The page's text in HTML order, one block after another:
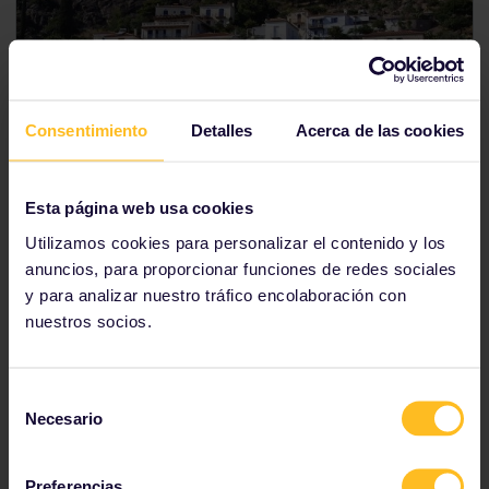
Consentimiento Detalles Acerca de las cookies
Esta página web usa cookies
Utilizamos cookies para personalizar el contenido y los
anuncios, para proporcionar funciones de redes sociales
y para analizar nuestro tráfico encolaboración con
nuestros socios.
Necesario
Preferencias
Paros tiene un poco de todo: poblados con casas
pintadas de blanco, iglesias con cúpulas azules,
movimiento y a un precio más bajo, es ideal por ser
cosmopolita y tener una vibrante vida nocturna.